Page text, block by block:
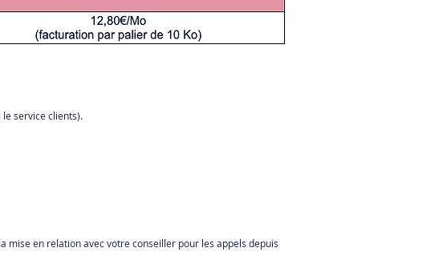
service clients).
mise en relation avec votre conseiller pour les appels depuis